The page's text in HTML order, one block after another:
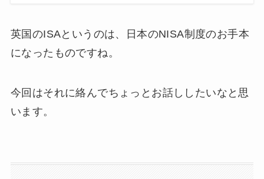
英国のISAというのは、日本のNISA制度のお手本
になったものですね。
今回はそれに絡んでちょっとお話ししたいなと思
います。